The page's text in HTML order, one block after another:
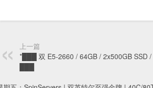
上一篇
*███ 双 E5-2660 / 64GB / 2x500GB SSD
███